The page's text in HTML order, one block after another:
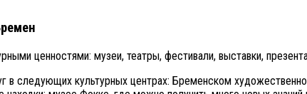
ценностями: музеи, театры, фестивали, выставки,
в следующих культурных центрах: Бременском